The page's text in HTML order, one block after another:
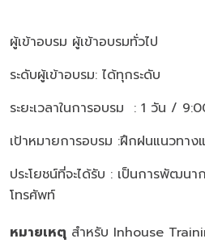
ผู้เข้าอบรม ผู้เข้าอบรมทั่วไป
ระดับผู้เข้าอบรม: ได้ทุกระดับ
ระยะเวลาในการอบรม : 1 วัน /
เป้าหมายการอบรม :ฝึกฝนแนวทาง
ประโยชน์ที่จะได้รับ : เป็นการพัฒนา
โทรศัพท์
หมายเหตุ สำหรับ Inhouse